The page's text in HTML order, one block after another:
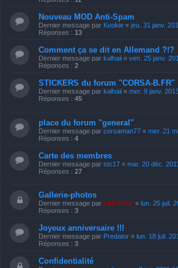
Nouveau MOD Anti-Spam
Dernier message par Kookie « jeu. 31 janv.
Réponses : 13
Comment ça se dit en Allemand ?!?
Dernier message par kalhaii « ven. 25 janv.
Réponses : 2
STICKERS du forum "CORSA-B.FR"
Dernier message par kalhaii « mer. 9 janv.
Réponses : 45
place du forum "general"
Dernier message par corsaman77 « mer. 21
Réponses : 4
Carte des membres
Dernier message par stc17 « mar. 20 déc.
Réponses : 27
Gallerie-photos
Dernier message par LeKiffeur « lun. 25 juil.
Réponses : 3
Joyeux anniversaire !!!
Dernier message par Predator « lun. 18 juil.
Réponses : 3
Confidentialité